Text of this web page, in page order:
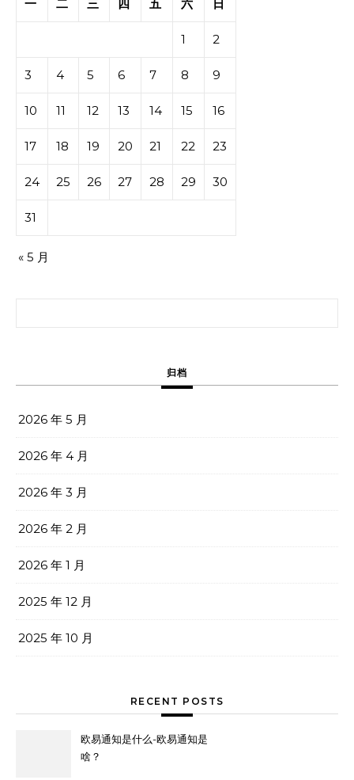
一
二 三 四 五 六 日
1 2
3 4 5 6 7 8 9
10 11 12 13 14 15 16
17 18 19 20 21 22 23
24 25 26 27 28 29 30
31
« 5 月
归档
2026 年 5 月
2026 年 4 月
2026 年 3 月
2026 年 2 月
2026 年 1 月
2025 年 12 月
2025 年 10 月
RECENT POSTS
欧易通知是什么-欧易通知是
啥？